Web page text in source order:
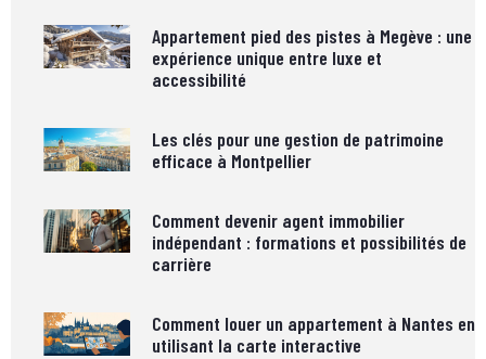
Appartement pied des pistes à Megève : une
expérience unique entre luxe et
accessibilité
Les clés pour une gestion de patrimoine
efficace à Montpellier
Comment devenir agent immobilier
indépendant : formations et possibilités de
carrière
Comment louer un appartement à Nantes en
utilisant la carte interactive